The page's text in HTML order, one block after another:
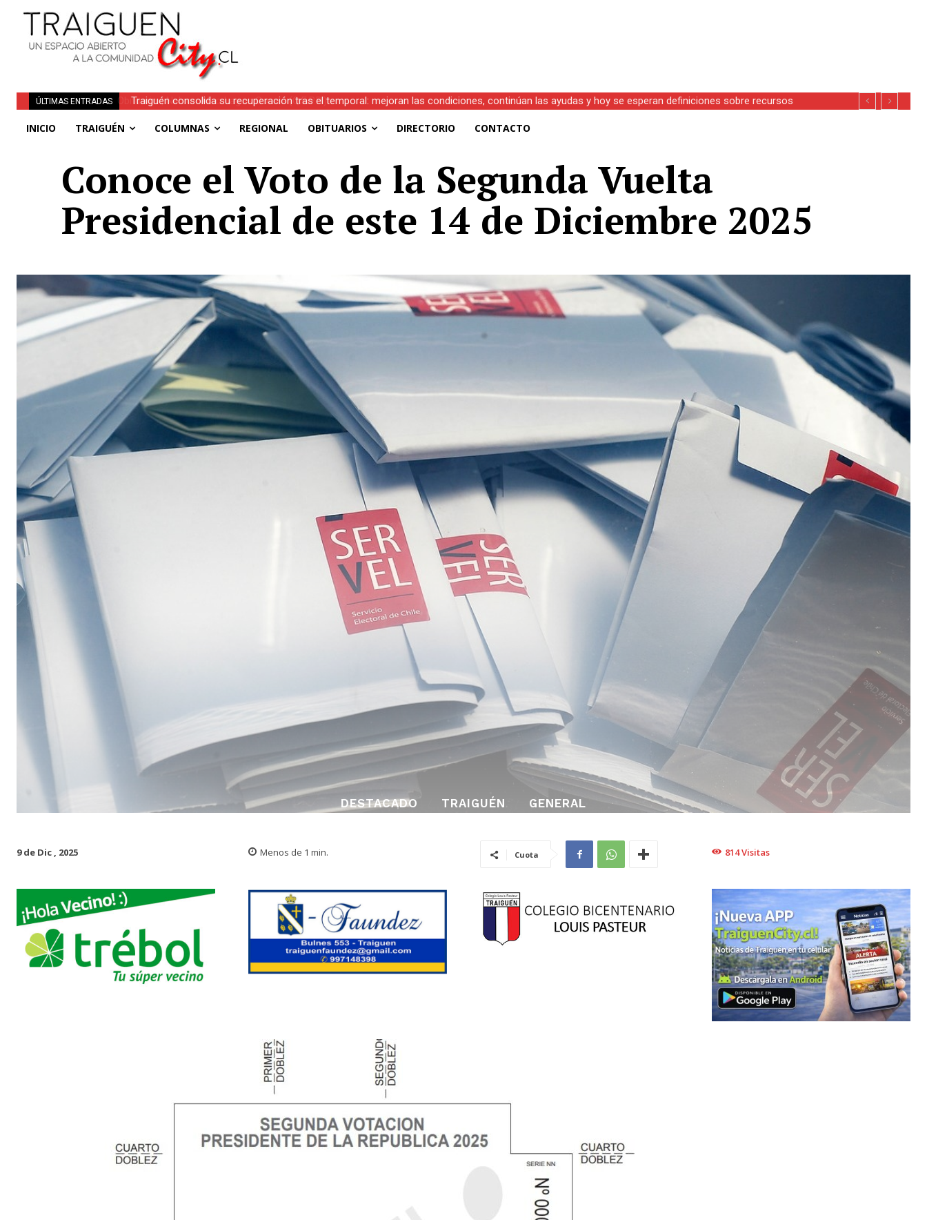
ÚLTIMAS ENTRADAS
Traiguén consolida su recuperación tras el temporal: mejoran las condiciones, continúan las ayudas y hoy se esperan definiciones sobre recursos
INICIO TRAIGUÉN COLUMNAS REGIONAL OBITUARIOS DIRECTORIO CONTACTO
Conoce el Voto de la Segunda Vuelta
Presidencial de este 14 de Diciembre 2025
DESTACADO TRAIGUÉN GENERAL
9 de Dic , 2025 Menos de 1 min. Cuota 814Visitas